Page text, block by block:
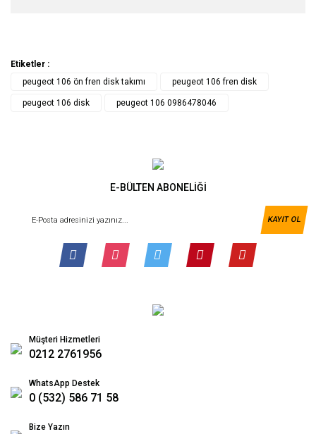
Etiketler :
peugeot 106 ön fren disk takımı
peugeot 106 fren disk
peugeot 106 disk peugeot 106 0986478046
E-BÜLTEN ABONELİĞİ
KAYIT OL
Müşteri Hizmetleri
0212 2761956
WhatsApp Destek
0 (532) 586 71 58
Bize Yazın